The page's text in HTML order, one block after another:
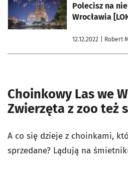
Polecisz na
Wrocławia
12.12.2022 | Robert
Choinkowy Las we
Zwierzęta z zoo też
A co się dzieje z choinkami,
sprzedane? Lądują na